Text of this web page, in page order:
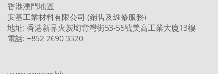
香港澳門地區
安基工業材料有限公司 (銷售及維修服務)
地址: 香港新界火炭㘭背灣街53-55號美高工業大廈13樓
電話: +852 2690 3320